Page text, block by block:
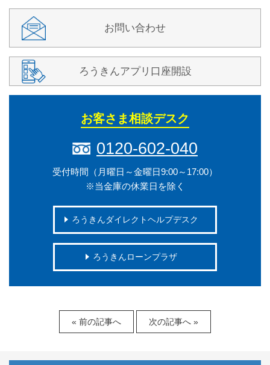
お問い合わせ
ろうきんアプリ口座開設
お客さま相談デスク
0120-602-040
受付時間（月曜日～金曜日9:00～17:00）
※当金庫の休業日を除く
ろうきんダイレクトヘルプデスク
ろうきんローンプラザ
« 前の記事へ 次の記事へ »